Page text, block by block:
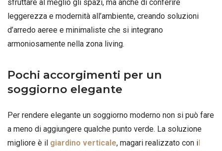
sfruttare al meglio gli spazi, ma anche di conferire
leggerezza e modernità all’ambiente, creando soluzioni
d’arredo aeree e minimaliste che si integrano
armoniosamente nella zona living.
Pochi accorgimenti per un
soggiorno elegante
Per rendere elegante un soggiorno moderno non si può fare
a meno di aggiungere qualche punto verde. La soluzione
migliore è il giardino verticale, magari realizzato con il